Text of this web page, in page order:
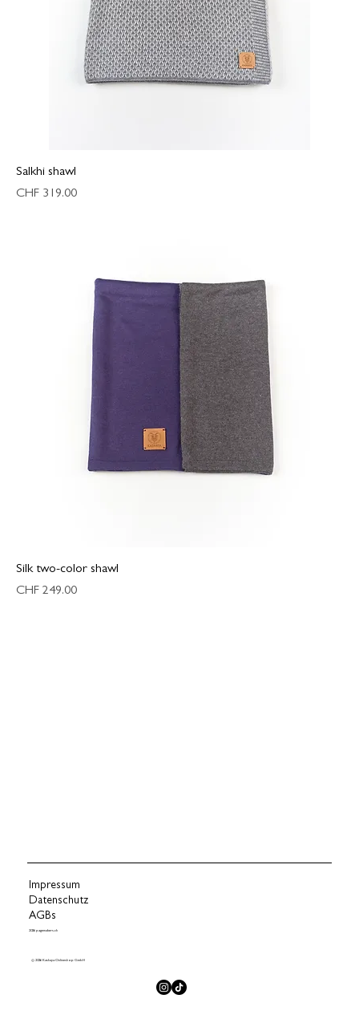
Salkhi shawl
Preis
CHF 319.00
Silk two-color shawl
Preis
CHF 249.00
Impressum
Datenschutz
AGBs
2026 pagemakers.ch
© 2026 Kashaya Onlineshop GmbH